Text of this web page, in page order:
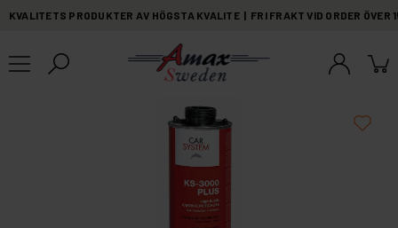
KVALITETS PRODUKTER AV HÖGSTA KVALITE | FRI FRAKT VID ORDER